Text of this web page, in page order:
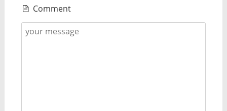
Comment